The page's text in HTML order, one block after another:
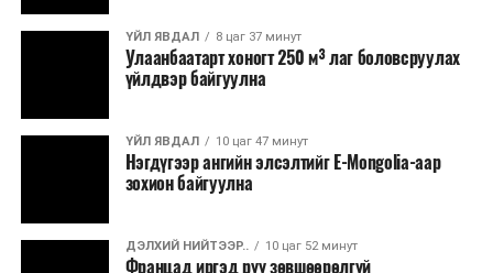
байгууламжаас гардаг лагийг байгаль орчинд аюулгүй
аргаар боловсруулж, эзлэхүүнийг эрс бууруулах
зориулалттай. Лагийг өндөр температурт шатааснаар
эзлэхүүн нь 90 хүртэл хувиар буурч, бактери, вирус
болон бусад өвчин үүсгэгч бичил биетнийг устгах
боломжтой.
Түүнчлэн шаталтын явцад үүсэх дулааныг цахилгаан
болдог. Зарим технологийн хувьд шаталтын дараа
ҮЙЛ ЯВДАЛ 8 цаг 37 минут
Улаанбаатарт хоногт 250 м³ лаг боловсруулах
үйлдвэр байгуулна
ҮЙЛ ЯВДАЛ 10 цаг 47 минут
Нэгдүгээр ангийн элсэлтийг E-Mongolia-аар
зохион байгуулна
ДЭЛХИЙ НИЙТЭЭР.. 10 цаг 52 минут
Францад иргэд рүү зөвшөөрөлгүй